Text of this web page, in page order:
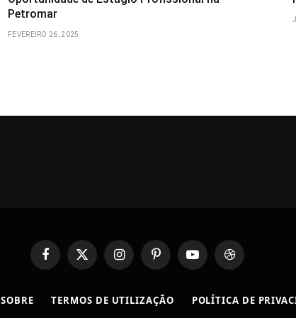
Petromar
FEVEREIRO 26, 2025
FacebookX
(Twitter)
InstagramPinterestYouTubeDribbble
SOBRE TERMOS DE UTILIZAÇÃO POLÍTICA DE